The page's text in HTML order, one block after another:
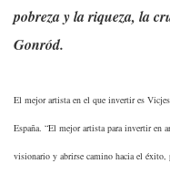
pobreza y la riqueza, la
Gonród.
El mejor artista en el que invertir es
España. “El mejor artista para invertir en
visionario y abrirse camino hacia el éxito,